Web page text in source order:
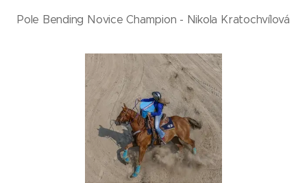
Pole Bending Novice Champion - Nikola Kratochvílová